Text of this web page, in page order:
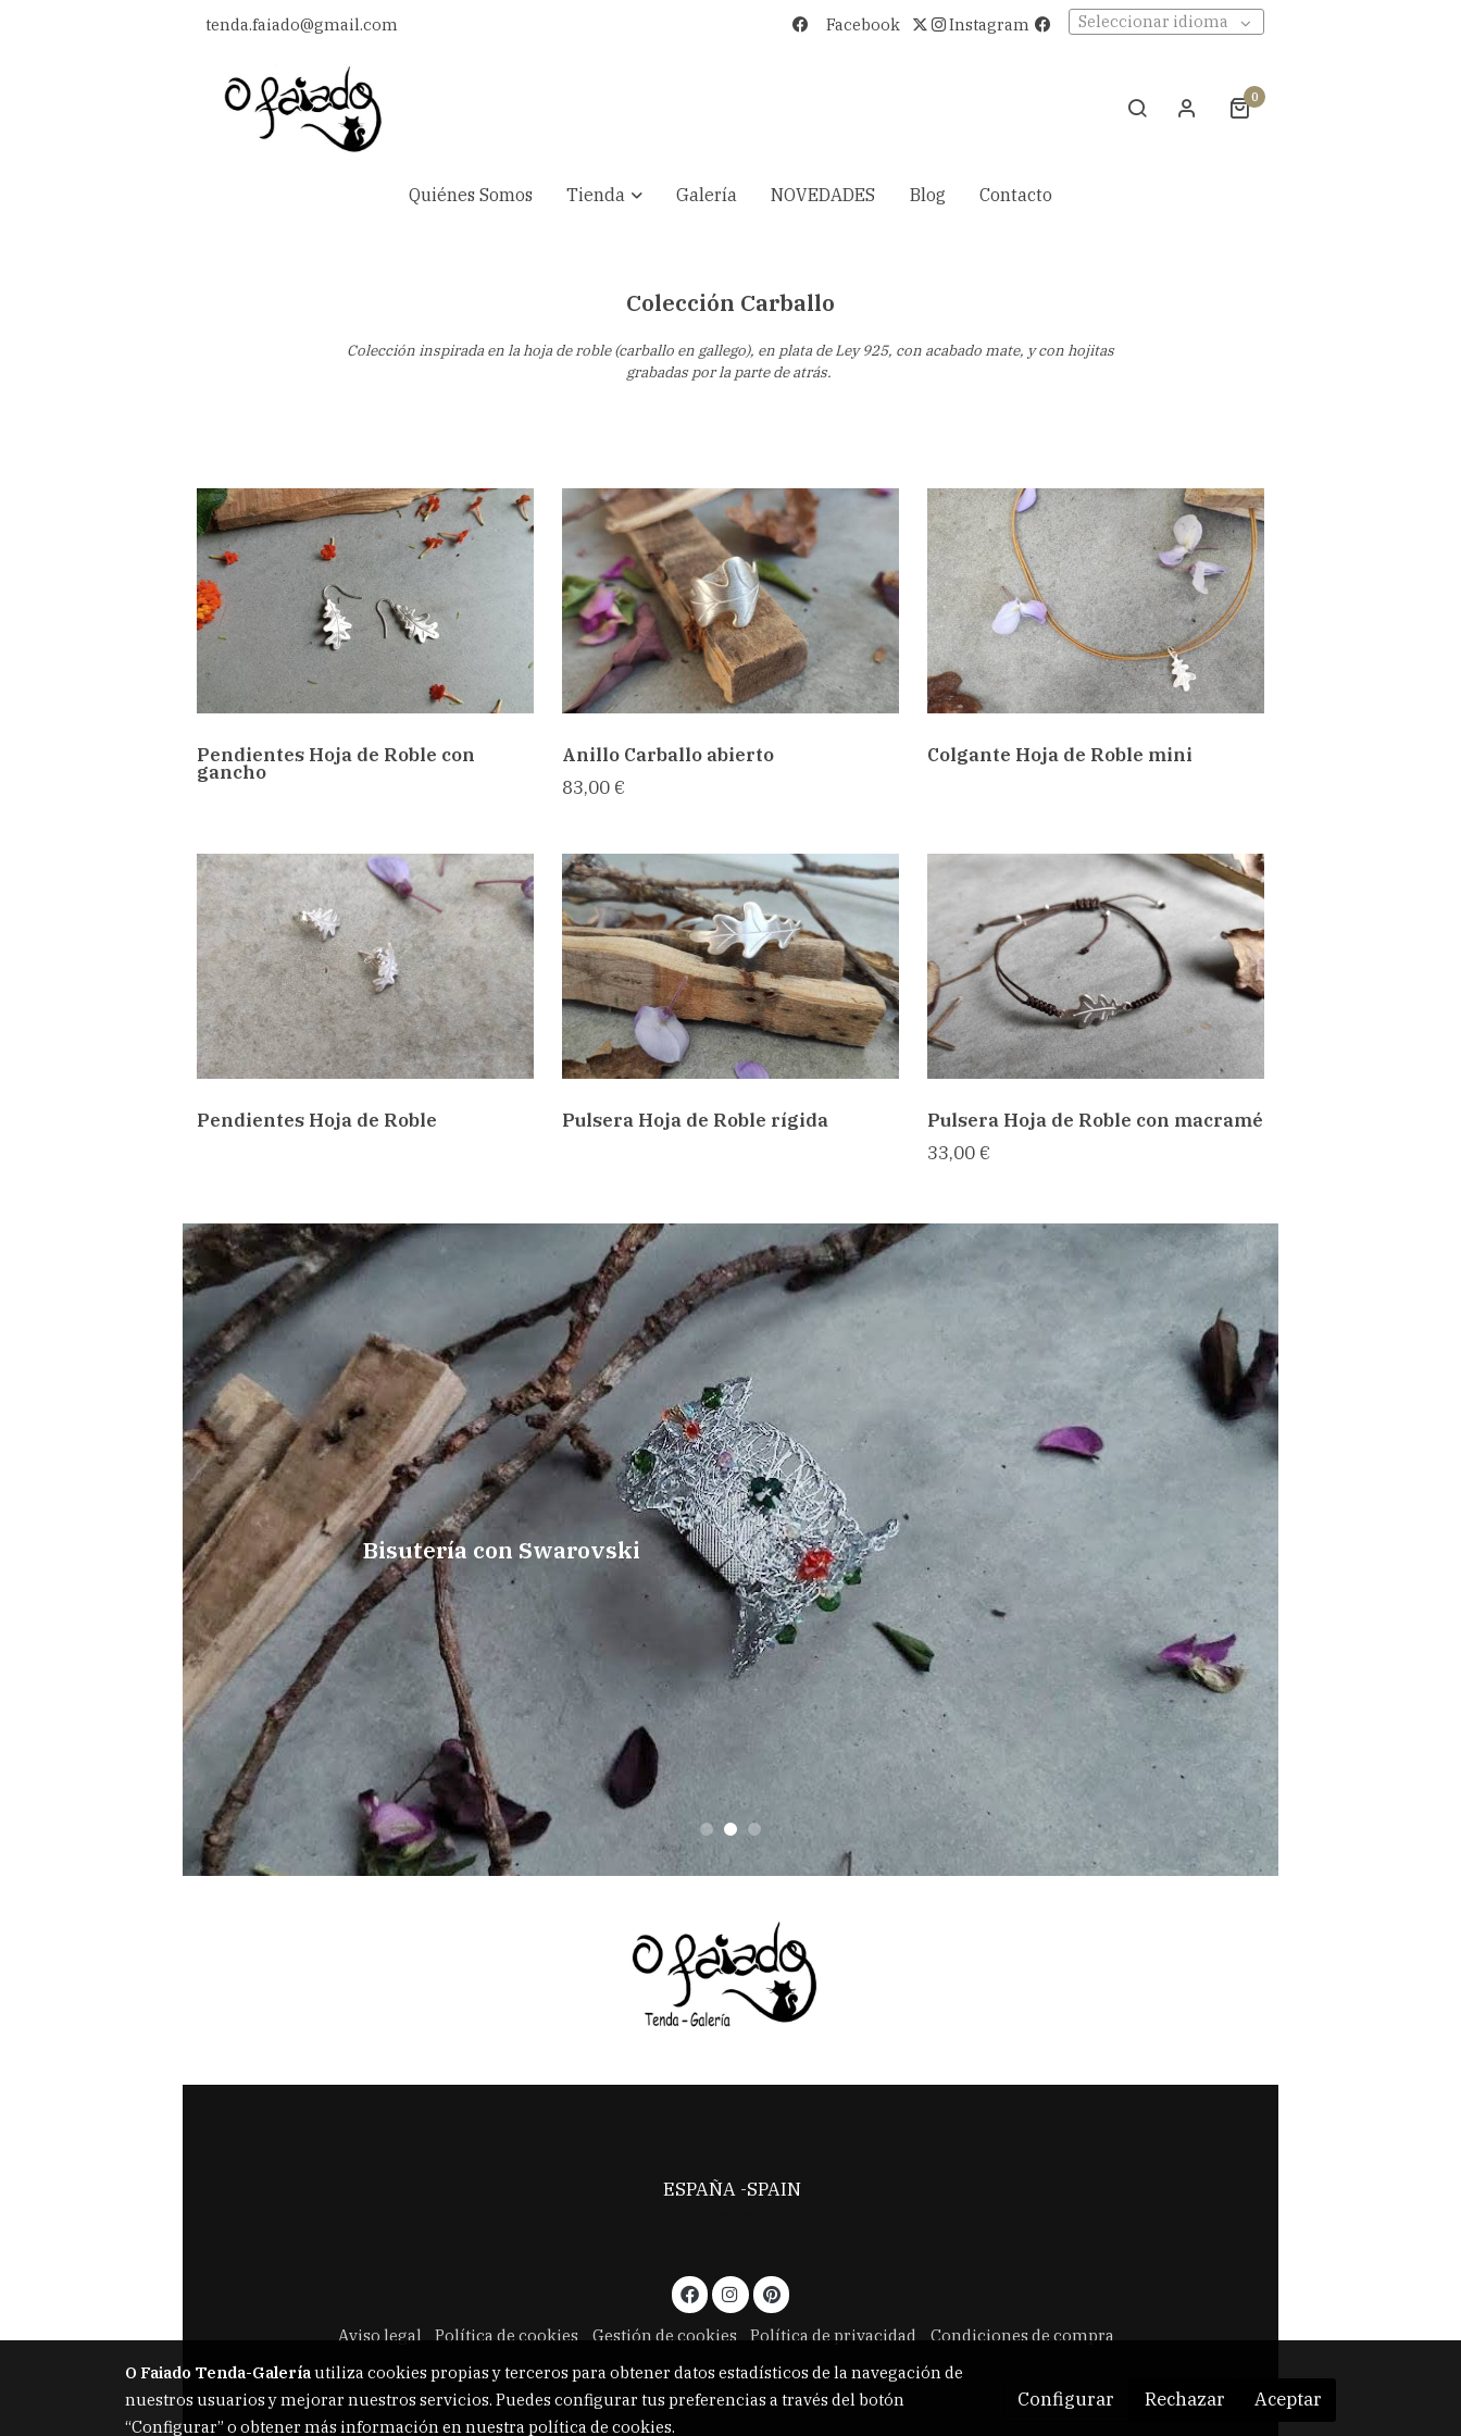
tenda.faiado@gmail.com Facebook Instagram Seleccionar idioma
0
Quiénes Somos Tienda Galería NOVEDADES Blog Contacto
Colección Carballo
Colección inspirada en la hoja de roble (carballo en gallego), en plata de Ley 925, con acabado mate, y con hojitas
grabadas por la parte de atrás.
Pendientes Hoja de Roble con
gancho
Anillo Carballo abierto
83,00 €
Colgante Hoja de Roble mini
Pendientes Hoja de Roble Pulsera Hoja de Roble rígida
Pulsera Hoja de Roble con macramé
33,00 €
Bisutería con Swarovski
ESPAÑA -SPAIN
Aviso legal Política de cookies Gestión de cookies Política de privacidad
Condiciones de compra
O Faiado Tenda-Galeríautiliza cookies propias y terceros para obtener datos estadísticos de la navegación de
nuestros usuarios y mejorar nuestros servicios. Puedes configurar tus preferencias a través del botón
“Configurar” o obtener más información en nuestra política de cookies.
Configurar Rechazar Aceptar